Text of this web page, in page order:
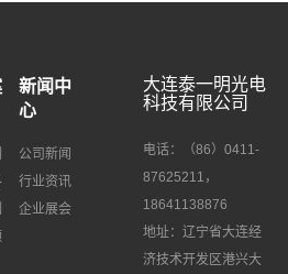
新闻中
心
公司新闻
行业资讯
企业展会
大连泰一明光电
科技有限公司
电话：（86）0411-
87625211，
18641138876
地址：辽宁省大连经
济技术开发区港兴大